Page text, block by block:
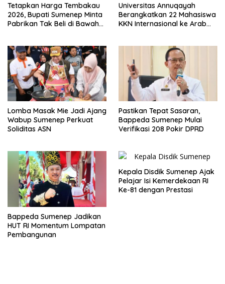
Tetapkan Harga Tembakau
2026, Bupati Sumenep Minta
Pabrikan Tak Beli di Bawah
Universitas Annuqayah
Berangkatkan 22 Mahasiswa
KKN Internasional ke Arab
Lomba Masak Mie Jadi Ajang
Wabup Sumenep Perkuat
Soliditas ASN
Pastikan Tepat Sasaran,
Bappeda Sumenep Mulai
Verifikasi 208 Pokir DPRD
Bappeda Sumenep Jadikan
HUT RI Momentum Lompatan
Pembangunan
Kepala Disdik Sumenep Ajak
Pelajar Isi Kemerdekaan RI
Ke-81 dengan Prestasi